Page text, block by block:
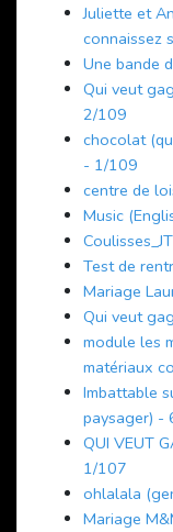
Juliette et
connaissez
Une bande
Qui veut
2/109
chocolat
- 1/109
centre de
Music
Test de
Mariage
Qui veut
module les
matériaux
Imbattable
paysager) -
QUI VEUT
1/107
ohlalala
Mariage